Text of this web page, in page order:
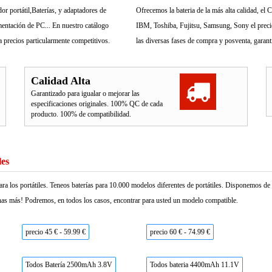
portátil,Baterías, y adaptadores de
de PC... En nuestro catálogo
precios particularmente competitivos.
Ofrecemos la bateria de la más alta calidad,
IBM, Toshiba, Fujitsu, Samsung, Sony el
las diversas fases de compra y posventa,
Calidad Alta
Garantizado para igualar o mejorar las
especificaciones originales. 100% QC de cada
producto. 100% de compatibilidad.
los portátiles. Teneos baterías para 10.000 modelos diferentes de portátiles. Disponemos
más! Podremos, en todos los casos, encontrar para usted un modelo compatible.
precio 45 € - 59.99 € precio 60 € - 74.99 €
Todos Batería 2500mAh 3.8V Todos bateria 4400mAh 11.1V